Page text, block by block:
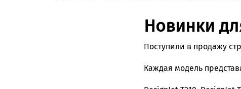
Новинки
Поступили в продажу
Каждая модель